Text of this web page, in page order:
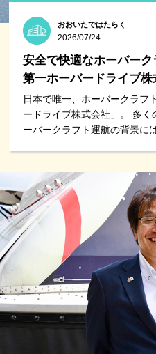
おおいたではたらく
2026/07/24
安全で快適なホーバー
第一ホーバードライブ
日本で唯一、ホーバークラフ
ードライブ株式会社」。 多
ーバークラフト運航の背景に